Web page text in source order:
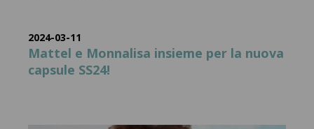
2024-03-11
Mattel e Monnalisa insieme per la nuova
capsule SS24!